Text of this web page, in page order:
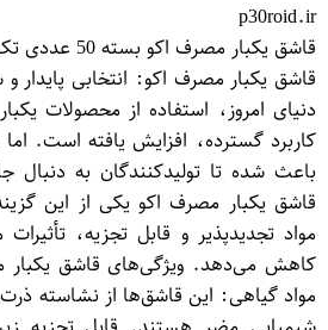
p30roid.ir
قاشق یکبار مصرف اکو بسته 50 عددی تک ظرف
قاشق یکبار مصرف اکو: انتخابی پایدار
دنیای امروز، استفاده از محصولات
کاربرد گسترده، افزایش یافته است.
باعث شده تا تولیدکنندگان به دنبال
قاشق یکبار مصرف اکو یکی از این
مواد تجدیدپذیر و قابل تجزیه،
کاهش می‌دهد. ویژگی‌های قاشق یکبار
مواد گیاهی: این قاشق‌ها از نشاسته ذرت